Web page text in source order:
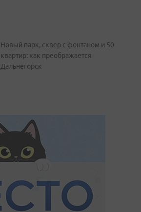
Новый парк, сквер с фонтаном и 50
квартир: как преображается
Дальнегорск